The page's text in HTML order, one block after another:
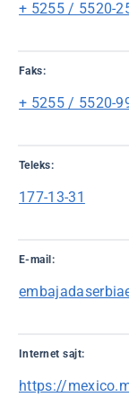
+ 5255 / 5520-
Faks:
+ 5255 / 5520-
Teleks:
177-13-31
E-mail:
Internet sajt:
https://